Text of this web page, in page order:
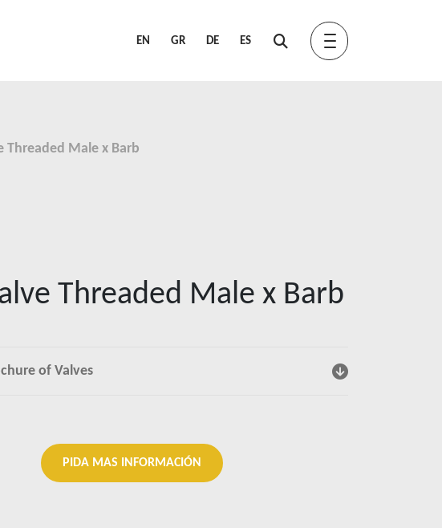
EN GR DE ES
Threaded Male x Barb
Threaded Male x Barb
of Valves
PIDA MAS INFORMACIÓN